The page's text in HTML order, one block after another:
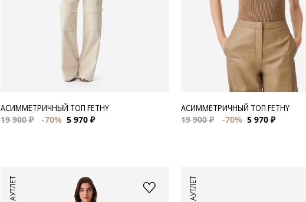
АСИММЕТРИЧНЫЙ ТОП FETHY
19 900 ₽
-70% 5 970 ₽
АСИММЕТРИЧНЫЙ ТОП FETHY
19 900 ₽
-70% 5 970 ₽
АУТЛЕТ АУТЛЕТ